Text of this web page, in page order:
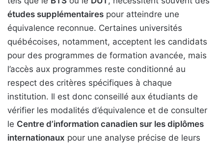
études supplémentaires pour atteindre une
équivalence reconnue. Certaines universités
québécoises, notamment, acceptent les candidats
pour des programmes de formation avancée, mais
l’accès aux programmes reste conditionné au
respect des critères spécifiques à chaque
institution. Il est donc conseillé aux étudiants de
vérifier les modalités d’équivalence et de consulter
le Centre d’information canadien sur les diplômes
internationaux pour une analyse précise de leurs